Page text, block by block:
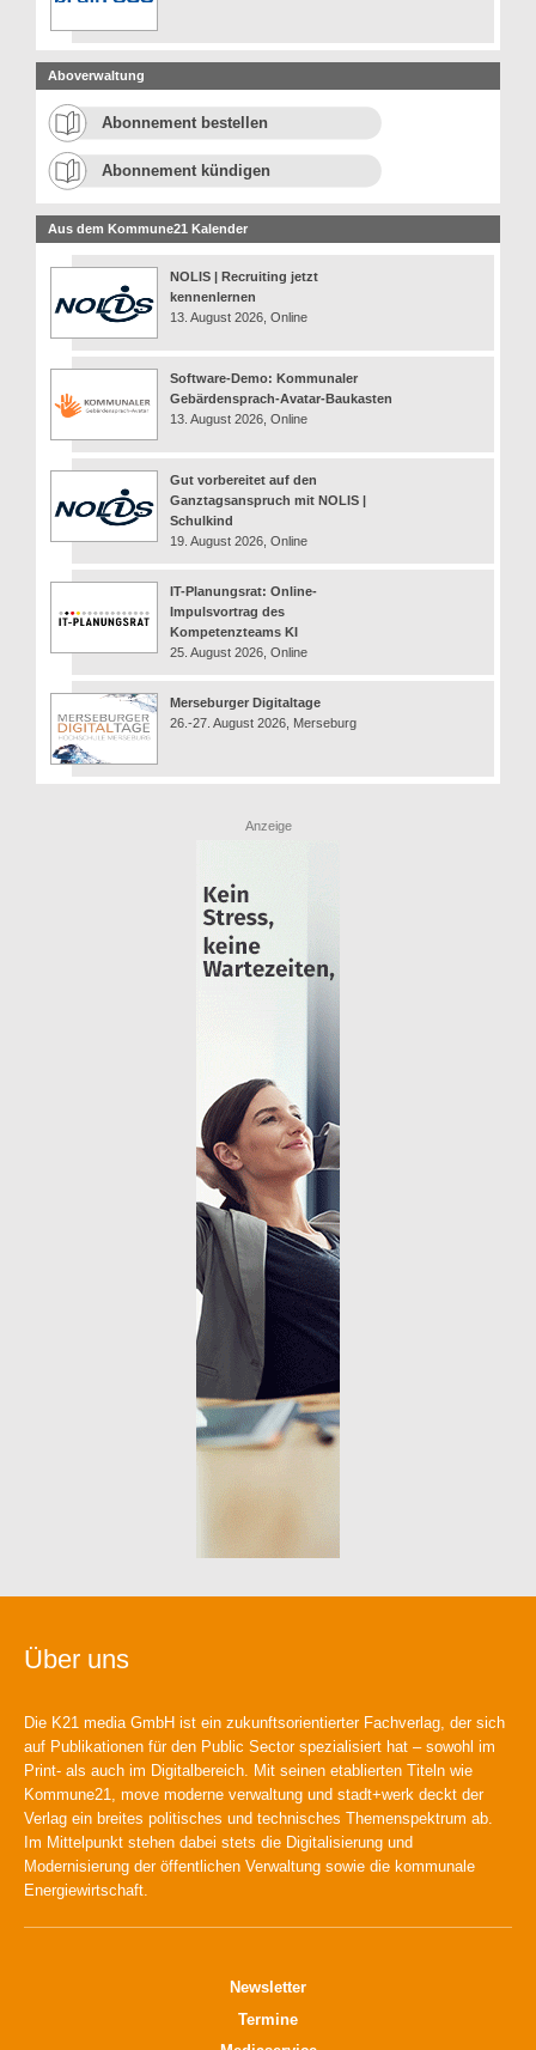
Aboverwaltung
Abonnement bestellen
Abonnement kündigen
Aus dem Kommune21 Kalender
NOLIS | Recruiting jetzt
kennenlernen
13. August 2026, Online
Software-Demo: Kommunaler
Gebärdensprach-Avatar-Baukasten
13. August 2026, Online
Gut vorbereitet auf den
Ganztagsanspruch mit NOLIS |
Schulkind
19. August 2026, Online
IT-Planungsrat: Online-
Impulsvortrag des
Kompetenzteams KI
25. August 2026, Online
Merseburger Digitaltage
26.-27. August 2026, Merseburg
Anzeige
Über uns
Die K21 media GmbH ist ein zukunftsorientierter Fachverlag, der sich
auf Publikationen für den Public Sector spezialisiert hat – sowohl im
Print- als auch im Digitalbereich. Mit seinen etablierten Titeln wie
Kommune21, move moderne verwaltung und stadt+werk deckt der
Verlag ein breites politisches und technisches Themenspektrum ab.
Im Mittelpunkt stehen dabei stets die Digitalisierung und
Modernisierung der öffentlichen Verwaltung sowie die kommunale
Energiewirtschaft.
Newsletter
Termine